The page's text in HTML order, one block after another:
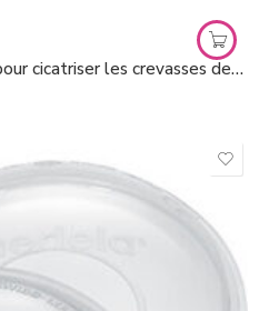
Coupelles argent Silverette pour cicatriser les crevasses des mamelons *